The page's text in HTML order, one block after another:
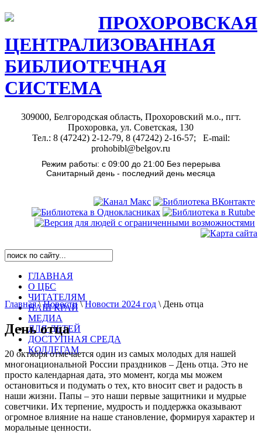
ПРОХОРОВСКАЯ
ЦЕНТРАЛИЗОВАННАЯ
БИБЛИОТЕЧНАЯ
СИСТЕМА
309000, Белгородская область, Прохоровский м.о., пгт.
Прохоровка, ул. Советская, 130
Тел.: 8 (47242) 2-12-79, 8 (47242) 2-16-57; E-mail:
prohobibl@belgov.ru
Режим работы: с 09:00 до 21:00 Без перерыва
Санитарный день - последний день месяца
ГЛАВНАЯ
О ЦБС
ЧИТАТЕЛЯМ
НАШ КРАЙ
МЕДИА
ДЛЯ ДЕТЕЙ
ДОСТУПНАЯ СРЕДА
КОЛЛЕГАМ
Главная\Новости\Новости 2024 год \ День отца
День отца
20 октября отмечается один из самых молодых для нашей
многонациональной России праздников – День отца. Это не
просто календарная дата, это момент, когда мы можем
остановиться и подумать о тех, кто вносит свет и радость в
наши жизни. Папы – это наши первые защитники и мудрые
советчики. Их терпение, мудрость и поддержка оказывают
огромное влияние на наше становление, формируя характер и
моральные ценности.